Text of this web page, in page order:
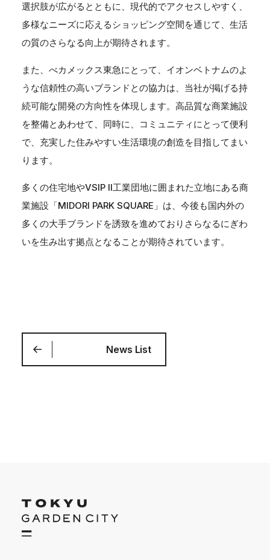
選択肢が広がるとともに、現代的でアクセスしやすく、
多様なニーズに応えるショッピング空間を通じて、生活
の質のさらなる向上が期待されます。
また、べカメックス東急にとって、イオンベトナムのよ
うな信頼性の高いブランドとの協力は、当社が掲げる持
続可能な開発の方向性を体現します。高品質な商業施設
を整備とあわせて、同時に、コミュニティにとって便利
で、充実した住みやすい生活環境の創造を目指してまい
ります。
多くの住宅地やVSIP II工業団地に囲まれた立地にある商
業施設「MIDORI PARK SQUARE」は、今後も国内外の
多くの大手ブランドを誘致を進めておりさらなるにぎわ
いを生み出す拠点となることが期待されています。
News List